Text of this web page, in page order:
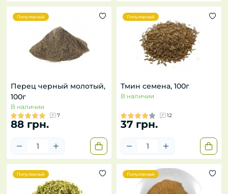
Популярный
Перец черный молотый,
100г
В наличии
7
88 грн.
Популярный
Тмин семена, 100г
В наличии
12
37 грн.
Популярный Популярный